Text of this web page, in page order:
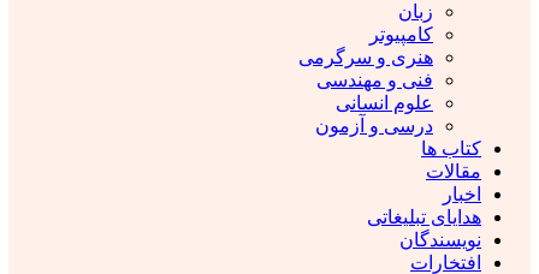
زبان
کامپیوتر
هنری و سرگرمی
فنی و مهندسی
علوم انسانی
درسی و آزمون
کتاب ها
مقالات
اخبار
هدایای تبلیغاتی
نویسندگان
افتخارات